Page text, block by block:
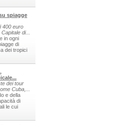
spiagge
400 euro
di...
in ogni
di
dei tropici
dei tour
Cuba,...
e della
di
le cui